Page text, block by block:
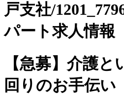
戸支社/
パート求人情報
【急募】介護
回りのお手伝い